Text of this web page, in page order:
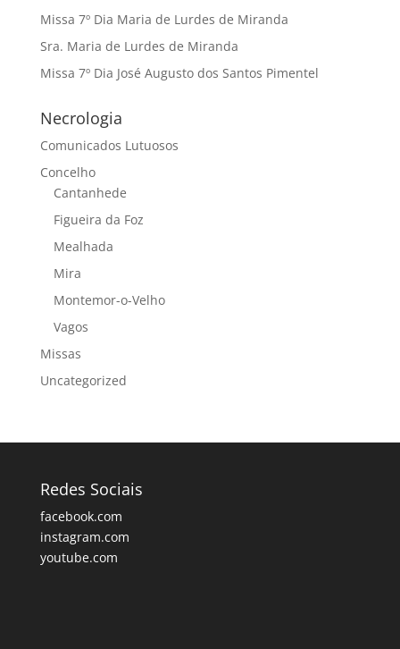
Missa 7º Dia Maria de Lurdes de Miranda
Sra. Maria de Lurdes de Miranda
Missa 7º Dia José Augusto dos Santos Pimentel
Necrologia
Comunicados Lutuosos
Concelho
Cantanhede
Figueira da Foz
Mealhada
Mira
Montemor-o-Velho
Vagos
Missas
Uncategorized
Redes Sociais
facebook.com
instagram.com
youtube.com